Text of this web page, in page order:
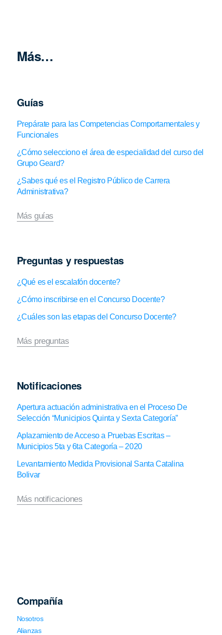
Más…
Guías
Prepárate para las Competencias Comportamentales y
Funcionales
¿Cómo selecciono el área de especialidad del curso del
Grupo Geard?
¿Sabes qué es el Registro Público de Carrera
Administrativa?
Más guías
Preguntas y respuestas
¿Qué es el escalafón docente?
¿Cómo inscribirse en el Concurso Docente?
¿Cuáles son las etapas del Concurso Docente?
Más preguntas
Notificaciones
Apertura actuación administrativa en el Proceso De
Selección “Municipios Quinta y Sexta Categoría”
Aplazamiento de Acceso a Pruebas Escritas –
Municipios 5ta y 6ta Categoría – 2020
Levantamiento Medida Provisional Santa Catalina
Bolivar
Más notificaciones
Compañía
Nosotros
Alianzas